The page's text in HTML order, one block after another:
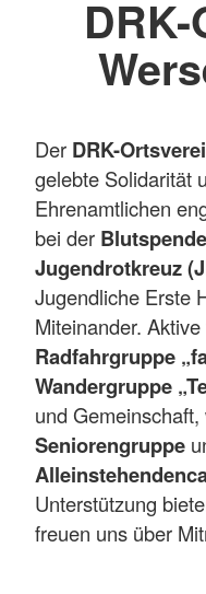
Der DRK-
gelebte Solidarität
Ehrenamtlichen
bei der
Jugendrotkreuz
Jugendliche Erste
Miteinander.
Radfahrgruppe
Wandergruppe
und
Seniorengruppe
Unterstützung
freuen uns über